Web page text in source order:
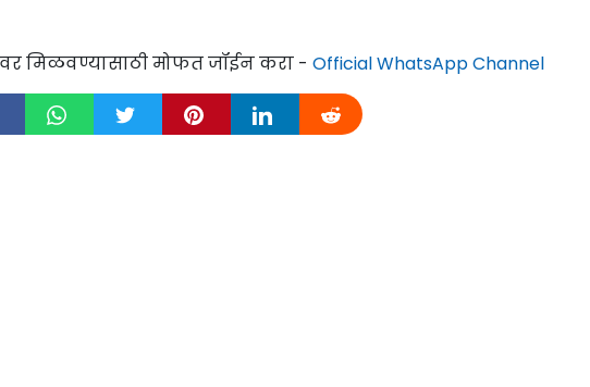
वर मिळवण्यासाठी मोफत जॉईन करा - Official WhatsApp Channel